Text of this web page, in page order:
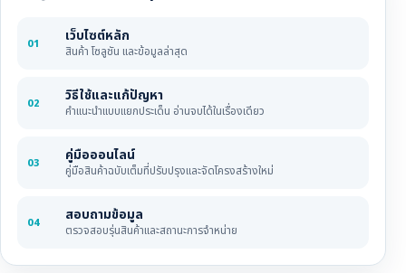
01 เว็บไซต์หลัก
สินค้า โซลูชัน และข้อมูลล่าสุด
02 วิธีใช้และแก้ปัญหา
คำแนะนำแบบแยกประเด็น อ่านจบได้ในเรื่องเดียว
03 คู่มือออนไลน์
คู่มือสินค้าฉบับเต็มที่ปรับปรุงและจัดโครงสร้างใหม่
04 สอบถามข้อมูล
ตรวจสอบรุ่นสินค้าและสถานะการจำหน่าย